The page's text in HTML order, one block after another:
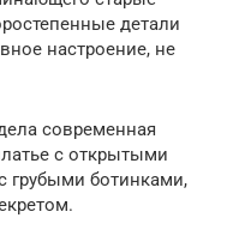
детали
настроение, не
современная
с открытыми
грубыми ботинками,